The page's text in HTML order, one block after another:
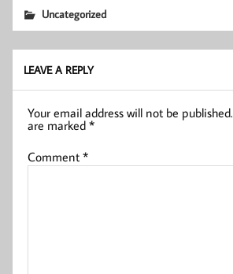
Uncategorized
LEAVE A REPLY
Your email address will not be published.
are marked*
Comment*